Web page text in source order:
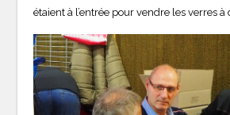
étaient à l’entrée pour vendre les verres à